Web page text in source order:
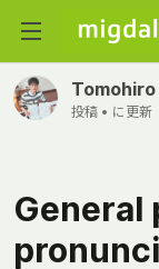
投稿 • に更新
General